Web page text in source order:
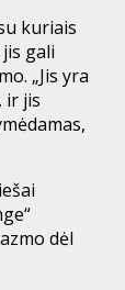
kuriais
gali
„Jis yra
ir jis
dėl